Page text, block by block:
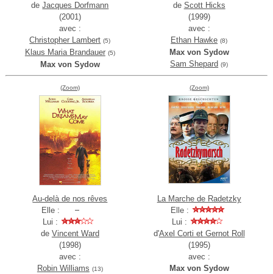
deJacques Dorfmann
(2001)
avec :
Christopher Lambert (5)
Klaus Maria Brandauer (5)
Max von Sydow
de Scott Hicks
(1999)
avec :
Ethan Hawke (8)
Max von Sydow
Sam Shepard (9)
(Zoom)
Au-delà de nos rêves
Elle :
Lui :
de Vincent Ward
(1998)
avec :
Robin Williams (13)
(Zoom)
La Marche de Radetzky
Elle :
Lui :
d'Axel Corti et Gernot Roll
(1995)
avec :
Max von Sydow